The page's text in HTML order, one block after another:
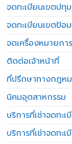
จดทะเบียนเขตปทุ
จดทะเบียนเขตป้อ
จดเครื่องหมายกา
ติดต่อเจ้าหน้าที่
ที่ปรึกษาทางกฎห
นิคมอุตสาหกรรม
บริการที่เช่าจดทะเ
บริการที่เช่าจดทะ